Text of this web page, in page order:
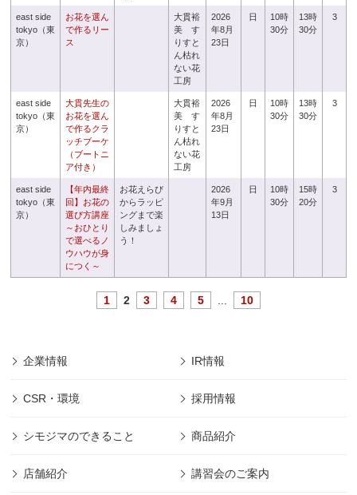
east side
tokyo（東
京）
お花を選ん
で作るリー
ス
大貫裕
美 す
りすと
ん枯れ
ない花
工房
2026
年8月
23日
日
10時
30分
13時
30分
3
east side
tokyo（東
京）
大貫先生の
お花を選ん
で作るクラ
ッチブーケ
（ブートニ
ア付き）
大貫裕
美 す
りすと
ん枯れ
ない花
工房
2026
年8月
23日
日
10時
30分
13時
30分
3
east side
tokyo（東
京）
【年内最終
回】お花の
選び方講座
～おひとり
で選べるノ
ウハウが身
につく～
お花えらび
からラッピ
ングまで楽
しみましょ
う！
2026
年9月
13日
日
10時
30分
15時
20分
3
1 2 3 4 5 10
企業情報 IR情報
CSR・環境 採用情報
シモジマのできること 商品紹介
店舗紹介 講習会のご案内